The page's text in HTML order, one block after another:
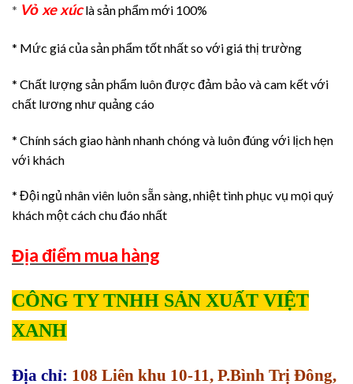
* Vỏ xe xúclà sản phẩm mới 100%
* Mức giá của sản phẩm tốt nhất so với giá thị trường
* Chất lượng sản phẩm luôn được đảm bảo và cam kết với
chất lương như quảng cáo
* Chính sách giao hành nhanh chóng và luôn đúng với lịch hẹn
với khách
* Đội ngủ nhân viên luôn sẵn sàng, nhiệt tình phục vụ mọi quý
khách một cách chu đáo nhất
Địa điểm mua hàng
CÔNG TY TNHH SẢN XUẤT VIỆT
XANH
Địa chỉ: 108 Liên khu 10-11, P.Bình Trị Đông,